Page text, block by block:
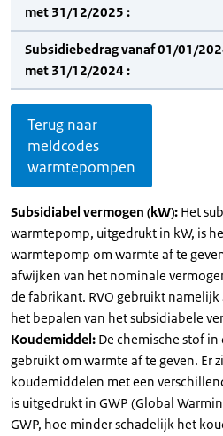
met 31/12/2025 :
Subsidiebedrag vanaf 01/01/
met 31/12/2024 :
Terug naar
meldcodes
warmtepompen
Subsidiabel vermogen (kW): Het
warmtepomp, uitgedrukt in kW, is
warmtepomp om warmte af te
afwijken van het nominale
de fabrikant. RVO gebruikt
het bepalen van het subsidiabele
Koudemiddel: De chemische stof
gebruikt om warmte af te geven. Er
koudemiddelen met een
is uitgedrukt in GWP (Global
GWP, hoe minder schadelijk het